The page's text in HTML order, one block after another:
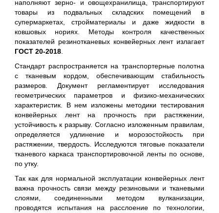
наполняют зерно- и овощехранилища, транспортируют
товары из подвальных складских помещений в
супермаркетах, стройматериалы и даже жидкости в
ковшовых нориях. Методы контроля качественных
показателей резинотканевых конвейерных лент излагает
ГОСТ 20-2018
Стандарт распространяется на транспортерные полотна
с тканевым кордом, обеспечивающим стабильность
размеров. Документ регламентирует исследования
геометрических параметров и физико-механических
характеристик. В нем изложены методики тестирования
конвейерных лент на прочность при растяжении,
устойчивость к разрыву. Согласно изложенным правилам,
определяется удлинение и морозостойкость при
растяжении, твердость. Исследуются тяговые показатели
тканевого каркаса транспортировочной ленты по основе,
по утку.
Так как для нормальной эксплуатации конвейерных лент
важна прочность связи между резиновыми и тканевыми
слоями, соединенными методом вулканизации,
проводятся испытания на расслоение по технологии,